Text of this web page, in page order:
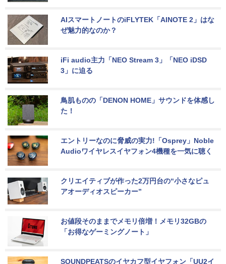
AIスマートノートのiFLYTEK「AINOTE 2」はな
ぜ魅力的なのか？
iFi audio主力「NEO Stream 3」「NEO iDSD
3」に迫る
鳥肌ものの「DENON HOME」サウンドを体感し
た！
エントリーなのに脅威の実力!「Osprey」Noble
Audioワイヤレスイヤフォン4機種を一気に聴く
クリエイティブが作った2万円台の“小さなピュ
アオーディオスピーカー”
お値段そのままでメモリ倍増！メモリ32GBの
「お得なゲーミングノート」
SOUNDPEATSのイヤカフ型イヤフォン「UU2イ